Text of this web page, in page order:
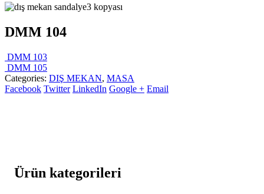
DMM 104
DMM 103
DMM 105
Categories: DIŞ MEKAN, MASA
Facebook Twitter LinkedIn Google + Email
Ürün kategorileri